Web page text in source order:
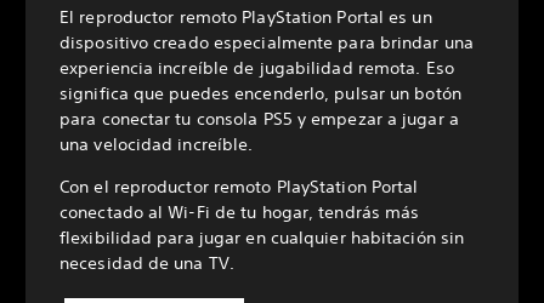
El reproductor remoto PlayStation Portal es un
dispositivo creado especialmente para brindar una
experiencia increíble de jugabilidad remota. Eso
significa que puedes encenderlo, pulsar un botón
para conectar tu consola PS5 y empezar a jugar a
una velocidad increíble.
Con el reproductor remoto PlayStation Portal
conectado al Wi-Fi de tu hogar, tendrás más
flexibilidad para jugar en cualquier habitación sin
necesidad de una TV.